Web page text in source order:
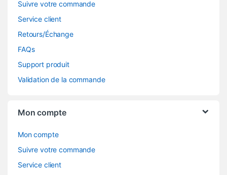
Suivre votre commande
Service client
Retours/Échange
FAQs
Support produit
Validation de la commande
Mon compte
Mon compte
Suivre votre commande
Service client